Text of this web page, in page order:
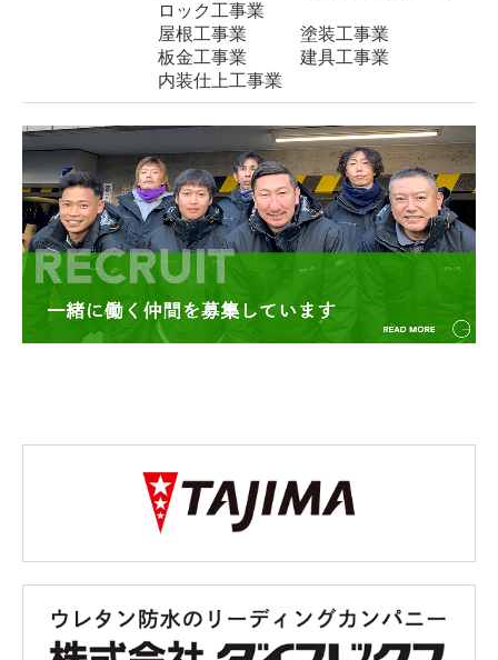
ロック工事業
屋根工事業 塗装工事業
板金工事業 建具工事業
内装仕上工事業